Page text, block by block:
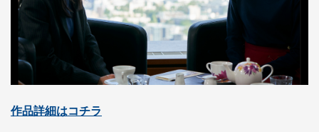
作品詳細はコチラ